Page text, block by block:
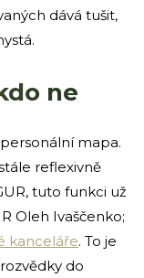
dává tušit,
ne
mapa.
reflexivně
tuto funkci už
Oleh Ivaščenko;
kanceláře. To je
do